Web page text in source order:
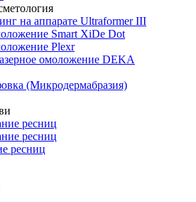
на аппарате Ultraformer III
Smart XiDe Dot
Plexr
омоложение DEKA
(Микродермабразия)
ресниц
ресниц
ресниц